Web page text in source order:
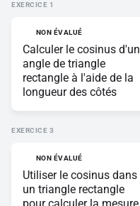
EXERCICE
NON ÉVALUÉ
Calculer le cosinus d'un
angle de triangle
rectangle à l'aide de la
longueur des côtés
EXERCICE
NON ÉVALUÉ
Utiliser le cosinus dans
un triangle rectangle